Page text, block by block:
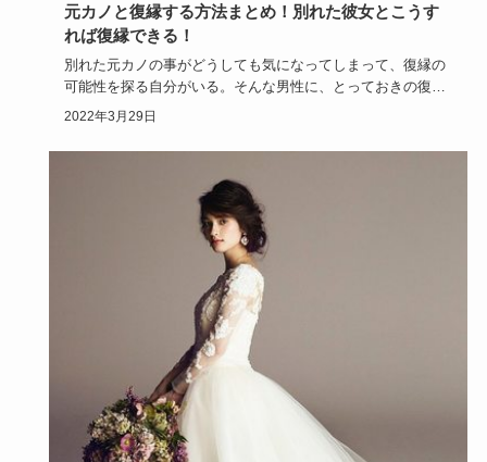
元カノと復縁する方法まとめ！別れた彼女とこうす
れば復縁できる！
別れた元カノの事がどうしても気になってしまって、復縁の
可能性を探る自分がいる。そんな男性に、とっておきの復縁
マジックを教え…
2022年3月29日